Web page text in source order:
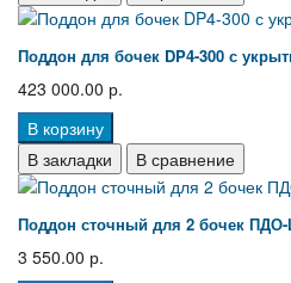
Поддон для бочек DP4-300 с
423 000.00 р.
В корзину
В закладки
В сравнение
Поддон сточный для 2 бочек
3 550.00 р.